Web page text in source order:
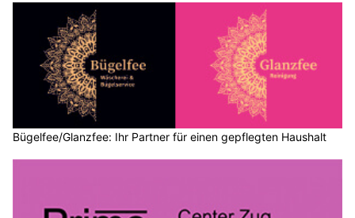
Bügelfee/Glanzfee: Ihr Partner für einen gepflegten Haushalt